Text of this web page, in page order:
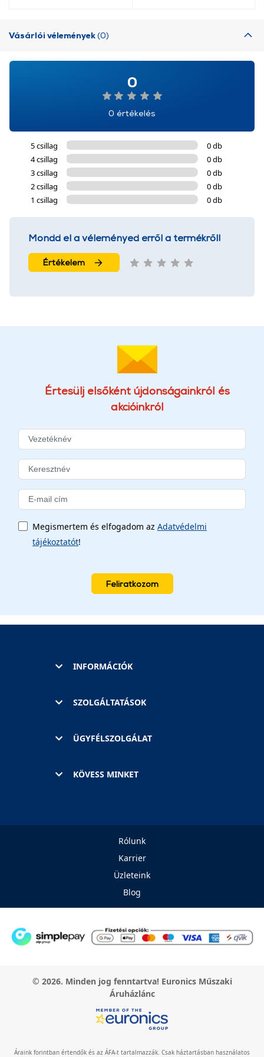
Vásárlói vélemények(0)
0
0 értékelés
5 csillag
0 db
4 csillag
0 db
3 csillag
0 db
2 csillag
0 db
1 csillag
0 db
Mondd el a véleményed erről a termékről!
Értékelem
Értesülj elsőként újdonságainkról és
akcióinkról
Megismertem és elfogadom az Adatvédelmi
tájékoztatót!
Feliratkozom
INFORMÁCIÓK
SZOLGÁLTATÁSOK
ÜGYFÉLSZOLGÁLAT
KÖVESS MINKET
Rólunk
Karrier
Üzleteink
Blog
© 2026. Minden jog fenntartva! Euronics Műszaki
Áruházlánc
Áraink forintban értendők és az ÁFA-t tartalmazzák. Csak háztartásban használatos